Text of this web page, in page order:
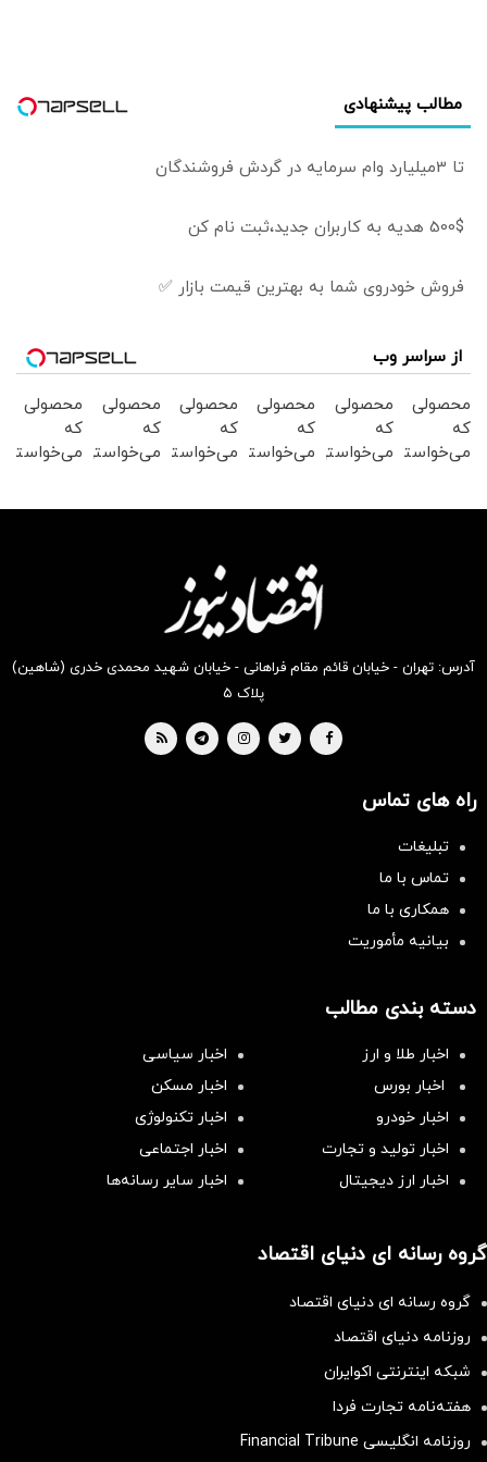
مطالب پیشنهادی
تا 3میلیارد وام سرمایه در گردش فروشندگان
500$ هدیه به کاربران جدید،ثبت نام کن
فروش خودروی شما به بهترین قیمت بازار ✅
از سراسر وب
محصولی
که
می‌خواستی
محصولی
که
می‌خواستی
محصولی
که
می‌خواستی
بخر !
محصولی
که
می‌خواستی
بخر !
محصولی
که
می‌خواستی
محصولی
که
می‌خواستی
آدرس: تهران - خیابان قائم مقام فراهانی - خیابان شهید محمدی خدری (شاهین)
پلاک ۵
راه های تماس
تبلیغات
تماس با ما
همکاری با ما
بیانیه مأموریت
دسته بندی مطالب
اخبار طلا و ارز
اخبار سیاسی
اخبار بورس
اخبار مسکن
اخبار خودرو
اخبار تکنولوژی
اخبار تولید و تجارت
اخبار اجتماعی
اخبار ارز دیجیتال
اخبار سایر رسانه‌‌ها
گروه رسانه ای دنیای اقتصاد
گروه رسانه ای دنیای اقتصاد
روزنامه دنیای اقتصاد
شبکه اینترنتی اکوایران
هفته‌نامه تجارت فردا
روزنامه انگلیسی Financial Tribune